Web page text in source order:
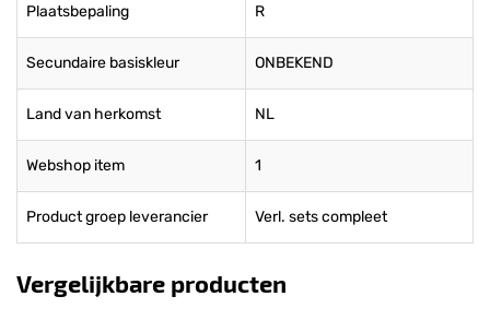
Plaatsbepaling R
Secundaire basiskleur ONBEKEND
Land van herkomst NL
Webshop item 1
Product groep leverancier Verl. sets compleet
Vergelijkbare producten